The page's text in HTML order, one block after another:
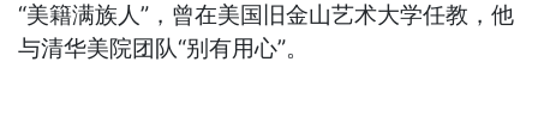
“美籍满族人”，曾在美国旧金山艺术大学任教，他
与清华美院团队“别有用心”。